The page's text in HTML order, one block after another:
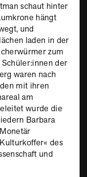
schaut hinter
hängt
und
laden in der
zum
der
waren nach
mit ihren
am
wurde die
Barbara
des
und